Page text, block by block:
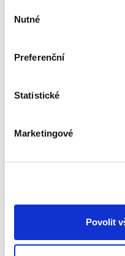
souhlasu
Nutné
Preferenční
Statistické
Marketingové
Povolit
řádu obsahující